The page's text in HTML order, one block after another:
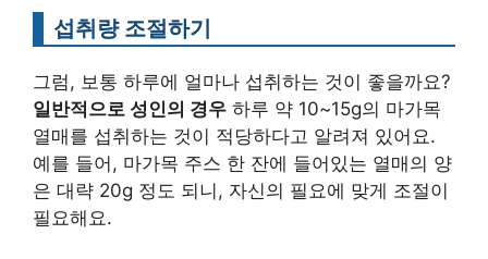
섭취량 조절하기
그럼, 보통 하루에 얼마나 섭취하는 것이 좋을까요?
일반적으로 성인의 경우 하루 약 10~15g의 마가목
열매를 섭취하는 것이 적당하다고 알려져 있어요.
예를 들어, 마가목 주스 한 잔에 들어있는 열매의 양
은 대략 20g 정도 되니, 자신의 필요에 맞게 조절이
필요해요.